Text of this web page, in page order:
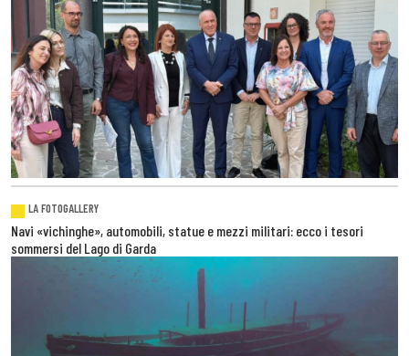
LA FOTOGALLERY
Navi «vichinghe», automobili, statue e mezzi militari: ecco i tesori
sommersi del Lago di Garda